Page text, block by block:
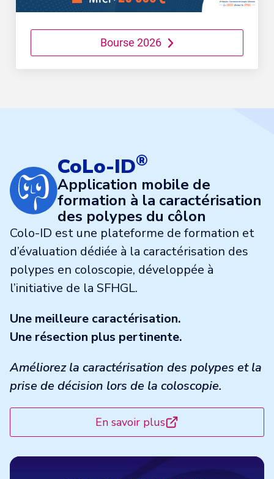
Bourse 2026
CoLo-ID®
Application mobile de
formation à la caractérisation
des polypes du côlon
Colo-ID est une plateforme de formation et
d’évaluation dédiée à la caractérisation des
polypes en coloscopie, développée à
l’initiative de la SFHGL.
Une meilleure caractérisation.
Une résection plus pertinente.
Améliorez la caractérisation des polypes et la
prise de décision lors de la coloscopie.
En savoir plus